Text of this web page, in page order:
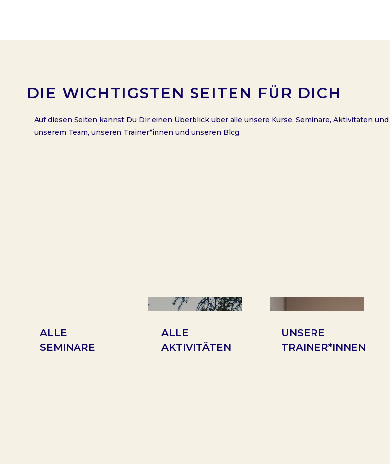
DIE WICHTIGSTEN SEITEN FÜR DICH
Auf diesen Seiten kannst Du Dir einen Überblick über alle unsere Kurse, Seminare, Aktivitäten
unserem Team, unseren Trainer*innen und unseren Blog.
ALLE
SEMINARE
ALLE
AKTIVITÄTEN
UNSERE
TRAINER*INNEN